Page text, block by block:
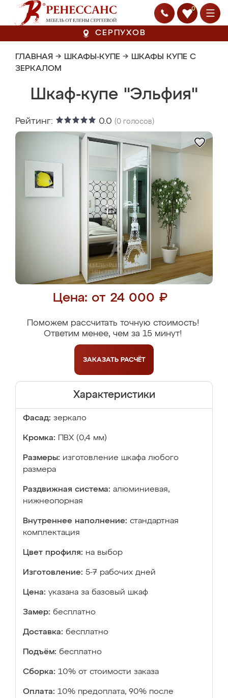
0
СЕРПУХОВ
ГЛАВНАЯ → ШКАФЫ-КУПЕ → ШКАФЫ КУПЕ С
ЗЕРКАЛОМ
Шкаф-купе "Эльфия"
Рейтинг: 0.0 (0 голосов)
Цена: от 24 000 ₽
Поможем рассчитать точную стоимость!
Ответим менее, чем за 15 минут!
ЗАКАЗАТЬ РАСЧЁТ
Характеристики
Фасад: зеркало
Кромка: ПВХ (0,4 мм)
Размеры: изготовление шкафа любого
размера
Раздвижная система: алюминиевая,
нижнеопорная
Внутреннее наполнение: стандартная
комплектация
Цвет профиля: на выбор
Изготовление: 5-7 рабочих дней
Цена: указана за базовый шкаф
Замер: бесплатно
Доставка: бесплатно
Подъём: бесплатно
Сборка: 10% от стоимости заказа
Оплата: 10% предоплата, 90% после